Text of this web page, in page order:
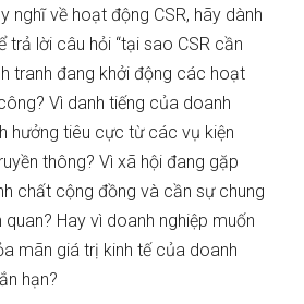
nghĩ về hoạt động CSR, hãy dành
trả lời câu hỏi “tại sao CSR cần
tranh đang khởi động các hoạt
Vì danh tiếng của doanh
hưởng tiêu cực từ các vụ kiện
thông? Vì xã hội đang gặp
chất cộng đồng và cần sự chung
Hay vì doanh nghiệp muốn
mãn giá trị kinh tế của doanh
hạn?